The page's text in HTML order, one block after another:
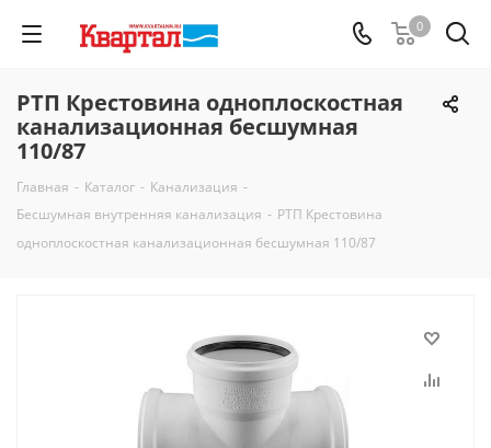
0
РТП Крестовина одноплоскостная
канализационная бесшумная
110/87
Главная - Каталог - Канализация -
Бесшумная внутренняя канализация - РТП Крестовина
одноплоскостная канализационная бесшумная 110/87